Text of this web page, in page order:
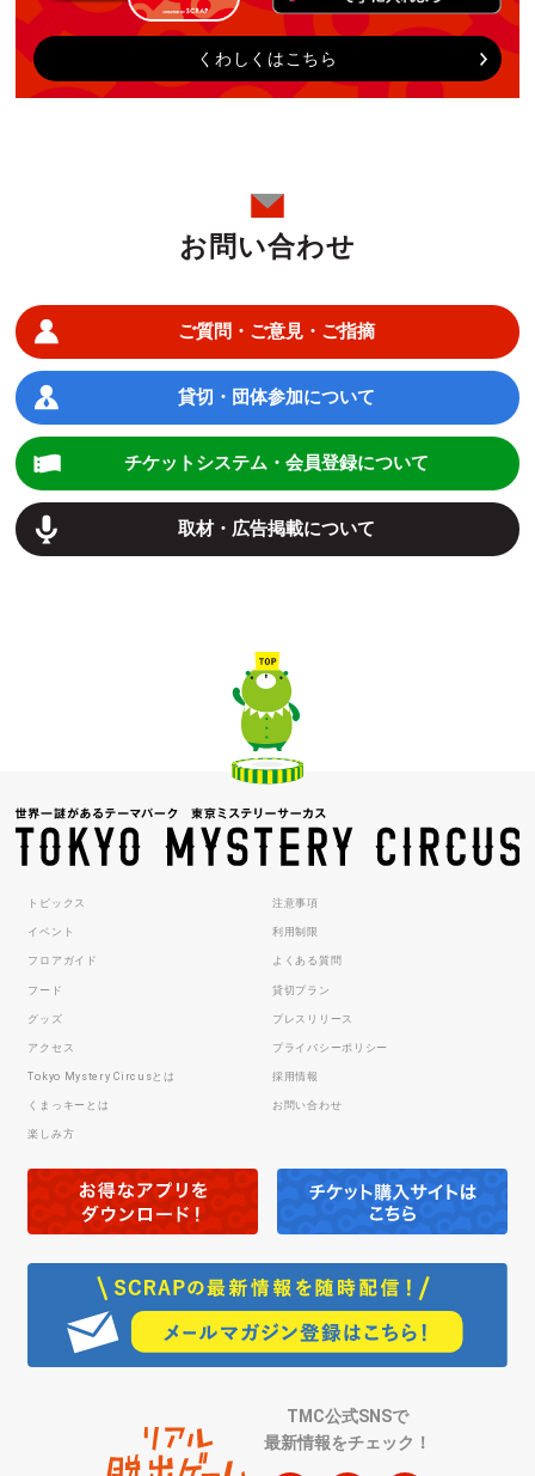
くわしくはこちら
お問い合わせ
ご質問・ご意見・ご指摘
貸切・団体参加について
チケットシステム・会員登録について
取材・広告掲載について
トピックス
イベント
フロアガイド
フード
グッズ
アクセス
Tokyo Mystery Circusとは
くまっキーとは
楽しみ方
注意事項
利用制限
よくある質問
貸切プラン
プレスリリース
プライバシーポリシー
採用情報
お問い合わせ
TMC公式SNSで
最新情報をチェック！